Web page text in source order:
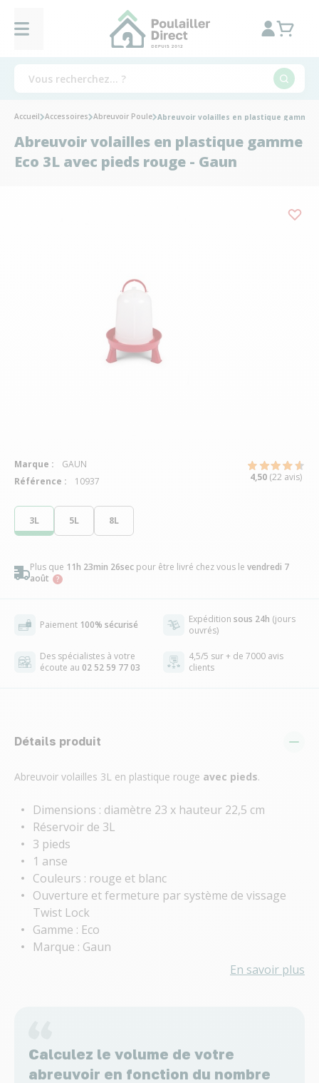
3L 5L 8L
Plus que 11h 23min 26sec pour être livré chez vous le vendredi 7
août
Paiement 100% sécurisé Expédition sous 24h (jours
ouvrés)
Des spécialistes à votre
écoute au 02 52 59 77 03
4,5/5 sur + de 7000 avis
clients
Détails produit
Abreuvoir volailles 3L en plastique rouge avec pieds.
Dimensions : diamètre 23 x hauteur 22,5 cm
Réservoir de 3L
3 pieds
1 anse
Couleurs : rouge et blanc
Ouverture et fermeture par système de vissage
Twist Lock
Gamme : Eco
Marque : Gaun
En savoir plus
Calculez le volume de votre
abreuvoir en fonction du nombre
Accueil Accessoires Abreuvoir Poule Abreuvoir volailles en plastique gamme
Abreuvoir volailles en plastique gamme
Eco 3L avec pieds rouge - Gaun
Marque :
GAUN
Référence :
10937 4,50 (22 avis)